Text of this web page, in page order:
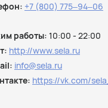
+7 (800) 775‒94‒06
работы: 10:00 - 22:00
http://www.sela.ru
info@sela.ru
https://vk.com/